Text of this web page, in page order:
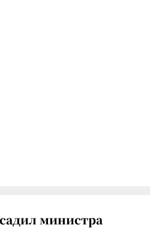
министра